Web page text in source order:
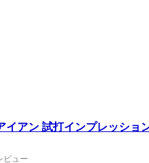
イアン 試打インプレッショ
ビュー